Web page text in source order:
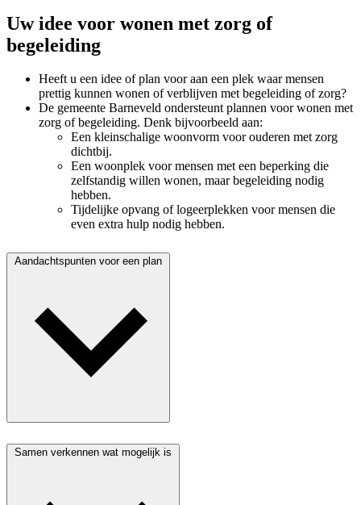
Uw idee voor wonen met zorg of
begeleiding
Heeft u een idee of plan voor aan een plek waar mensen
prettig kunnen wonen of verblijven met begeleiding of zorg?
De gemeente Barneveld ondersteunt plannen voor wonen met
zorg of begeleiding. Denk bijvoorbeeld aan:
Een kleinschalige woonvorm voor ouderen met zorg
dichtbij.
Een woonplek voor mensen met een beperking die
zelfstandig willen wonen, maar begeleiding nodig
hebben.
Tijdelijke opvang of logeerplekken voor mensen die
even extra hulp nodig hebben.
Aandachtspunten voor een plan
Samen verkennen wat mogelijk is